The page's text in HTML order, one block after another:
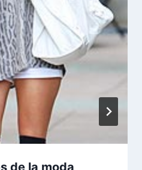
de la moda